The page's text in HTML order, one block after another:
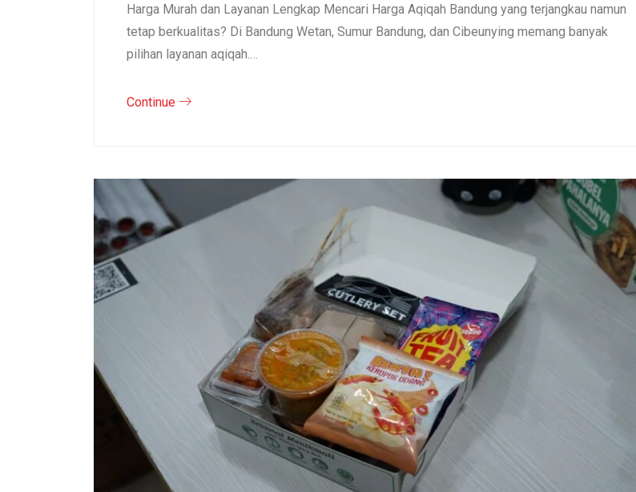
Harga Murah dan Layanan Lengkap Mencari Harga Aqiqah Bandung yang terjangkau namun
tetap berkualitas? Di Bandung Wetan, Sumur Bandung, dan Cibeunying memang banyak
pilihan layanan aqiqah.…
Continue